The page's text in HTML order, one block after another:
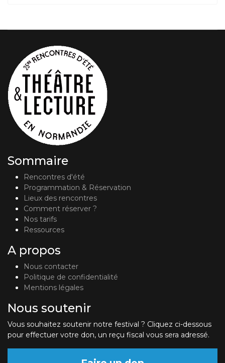
Sommaire
Rencontres d'été
Programmation & Réservation
Lieux des rencontres
Comment réserver ?
Nos tarifs
Ressources
A propos
Nous contacter
Politique de confidentialité
Mentions légales
Nous soutenir
Vous souhaitez soutenir notre festival ? Cliquez ci-dessous
pour effectuer votre don, un reçu fiscal vous sera adressé.